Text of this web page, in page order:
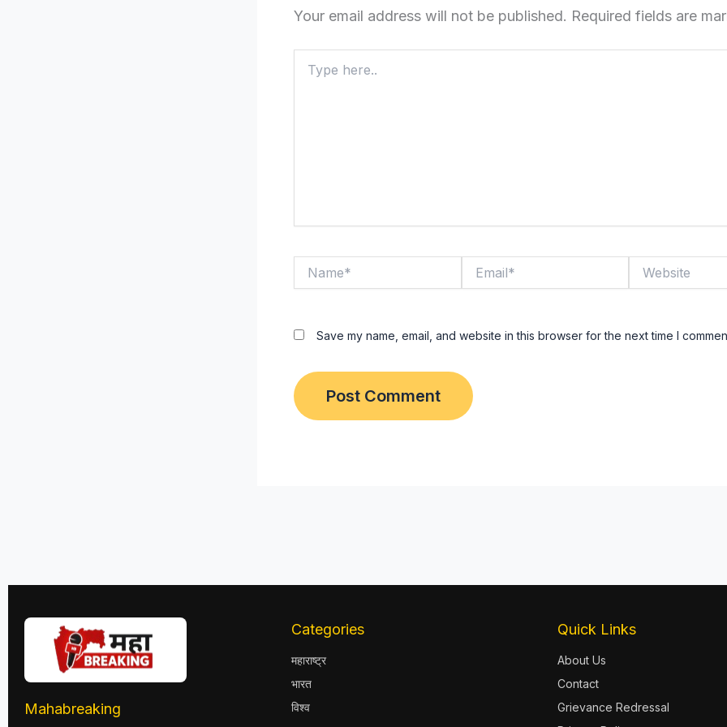
Your email address will not be published. Required fields are
here..
Save my name, email, and website in this browser for the next time I
Mahabreaking
Categories
महाराष्ट्र
भारत
विश्व
Quick Links
About Us
Contact
Grievance Redressal